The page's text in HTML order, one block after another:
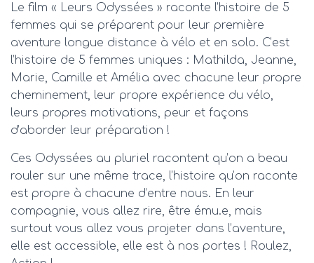
Le film « Leurs Odyssées » raconte l’histoire de 5
femmes qui se préparent pour leur première
aventure longue distance à vélo et en solo. C’est
l’histoire de 5 femmes uniques : Mathilda, Jeanne,
Marie, Camille et Amélia avec chacune leur propre
cheminement, leur propre expérience du vélo,
leurs propres motivations, peur et façons
d’aborder leur préparation !
Ces Odyssées au pluriel racontent qu’on a beau
rouler sur une même trace, l’histoire qu’on raconte
est propre à chacune d’entre nous. En leur
compagnie, vous allez rire, être ému.e, mais
surtout vous allez vous projeter dans l’aventure,
elle est accessible, elle est à nos portes ! Roulez,